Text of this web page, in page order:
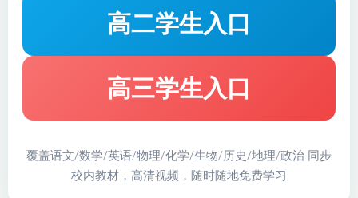
高二学生入口
高三学生入口
覆盖语文/数学/英语/物理/化学/生物/历史/地理/政治 同步
校内教材，高清视频，随时随地免费学习